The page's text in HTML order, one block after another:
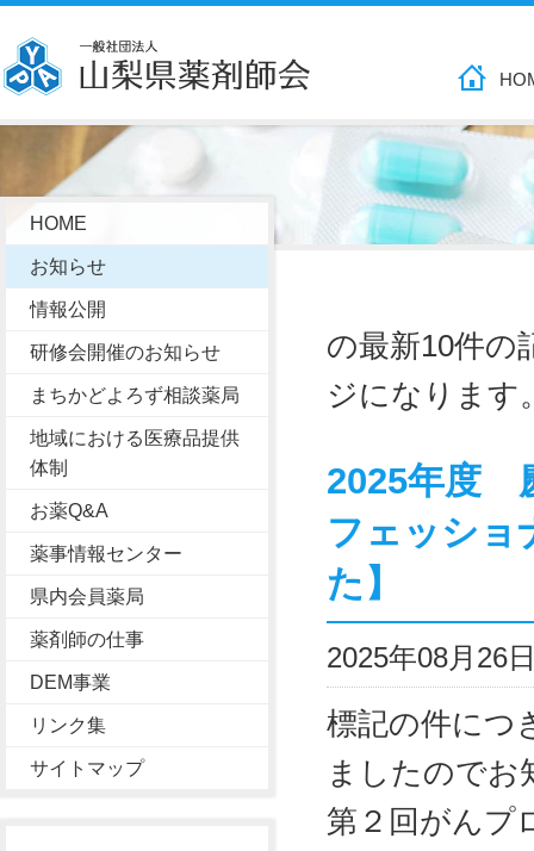
HOME
お知らせ
情報公開
研修会開催のお知らせ
まちかどよろず相談薬局
地域における医療品提供
体制
お薬Q&A
薬事情報センター
県内会員薬局
薬剤師の仕事
DEM事業
リンク集
サイトマップ
の最新10件の
ジになります
2025年度
フェッショ
た】
2025年08月26
標記の件につ
ましたのでお
第２回がんプ